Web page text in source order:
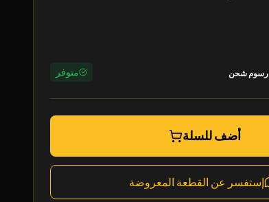
رسوم شحن متوفر
أضف للسلة
إستفسر عن القطعة المعروضة